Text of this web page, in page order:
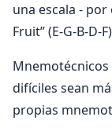
una escala - por
Fruit” (E-G-B-D-
Mnemotécnicos
difíciles sean
propias